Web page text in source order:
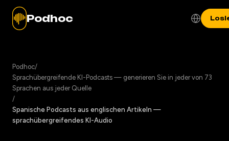
Podhoc
Podhoc/
Sprachübergreifende KI-Podcasts — generieren Sie in jeder von 73
Sprachen aus jeder Quelle
/
Spanische Podcasts aus englischen Artikeln —
sprachübergreifendes KI-Audio